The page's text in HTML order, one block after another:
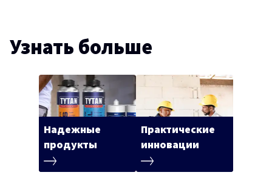
Узнать больше
Надежные
продукты
Практические
инновации